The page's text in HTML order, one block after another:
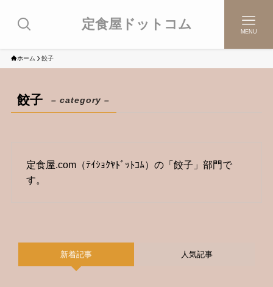
定食屋ドットコム MENU
ホーム 餃子
餃子 – category –
定食屋.com（ﾃｲｼｮｸﾔﾄﾞｯﾄｺﾑ）の「餃子」部門で
す。
新着記事 人気記事